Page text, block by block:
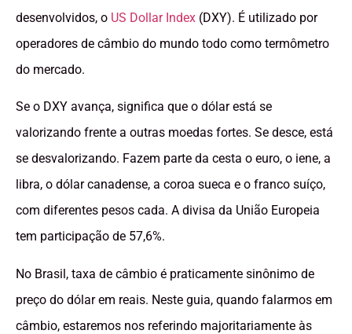
desenvolvidos, o US Dollar Index (DXY). É utilizado por
operadores de câmbio do mundo todo como termômetro
do mercado.
Se o DXY avança, significa que o dólar está se
valorizando frente a outras moedas fortes. Se desce, está
se desvalorizando. Fazem parte da cesta o euro, o iene, a
libra, o dólar canadense, a coroa sueca e o franco suíço,
com diferentes pesos cada. A divisa da União Europeia
tem participação de 57,6%.
No Brasil, taxa de câmbio é praticamente sinônimo de
preço do dólar em reais. Neste guia, quando falarmos em
câmbio, estaremos nos referindo majoritariamente às